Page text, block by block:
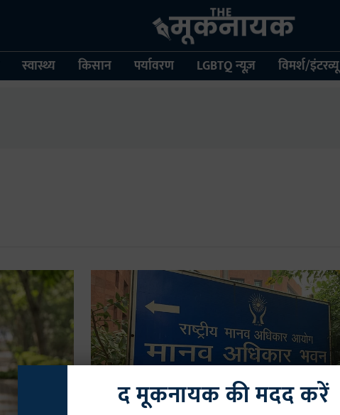
स्वास्थ्य किसान पर्यावरण LGBTQ न्यूज़ विमर्श/इंटरव्यू
द मूकनायक की मदद करें